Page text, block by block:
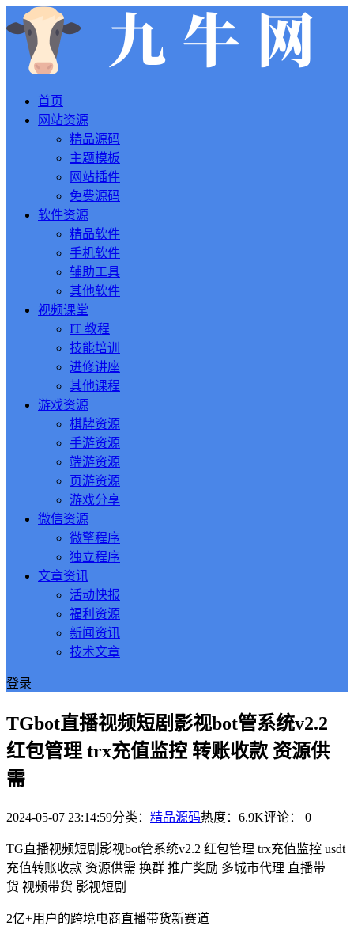
首页
网站资源
精品源码
主题模板
网站插件
免费源码
软件资源
精品软件
手机软件
辅助工具
其他软件
视频课堂
IT 教程
技能培训
进修讲座
其他课程
游戏资源
棋牌资源
手游资源
端游资源
页游资源
游戏分享
微信资源
微擎程序
独立程序
文章资讯
活动快报
福利资源
新闻资讯
技术文章
登录
TGbot直播视频短剧影视bot管系统v2.2
红包管理 trx充值监控 转账收款 资源供
需
2024-05-07 23:14:59分类： 精品源码热度：6.9K评论： 0
TG直播视频短剧影视bot管系统v2.2 红包管理 trx充值监控 usdt
充值转账收款 资源供需 换群 推广奖励 多城市代理 直播带
货 视频带货 影视短剧
2亿+用户的跨境电商直播带货新赛道